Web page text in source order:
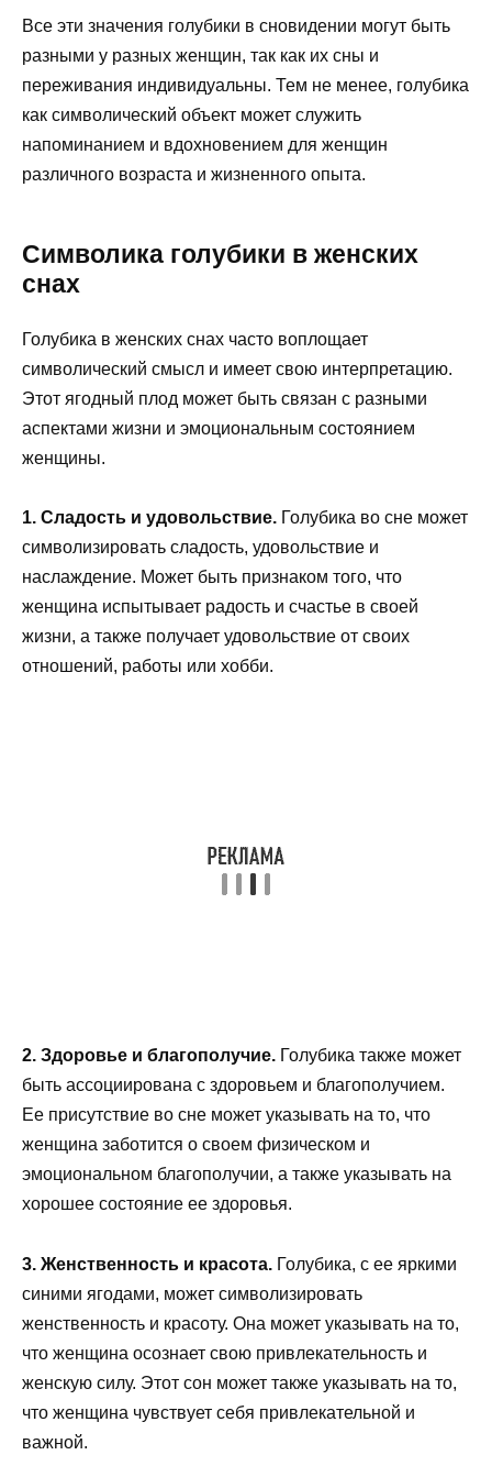
Все эти значения голубики в сновидении могут быть
разными у разных женщин, так как их сны и
переживания индивидуальны. Тем не менее, голубика
как символический объект может служить
напоминанием и вдохновением для женщин
различного возраста и жизненного опыта.
Символика голубики в женских
снах
Голубика в женских снах часто воплощает
символический смысл и имеет свою интерпретацию.
Этот ягодный плод может быть связан с разными
аспектами жизни и эмоциональным состоянием
женщины.
1. Сладость и удовольствие. Голубика во сне может
символизировать сладость, удовольствие и
наслаждение. Может быть признаком того, что
женщина испытывает радость и счастье в своей
жизни, а также получает удовольствие от своих
отношений, работы или хобби.
2. Здоровье и благополучие. Голубика также может
быть ассоциирована с здоровьем и благополучием.
Ее присутствие во сне может указывать на то, что
женщина заботится о своем физическом и
эмоциональном благополучии, а также указывать на
хорошее состояние ее здоровья.
3. Женственность и красота. Голубика, с ее яркими
синими ягодами, может символизировать
женственность и красоту. Она может указывать на то,
что женщина осознает свою привлекательность и
женскую силу. Этот сон может также указывать на то,
что женщина чувствует себя привлекательной и
важной.